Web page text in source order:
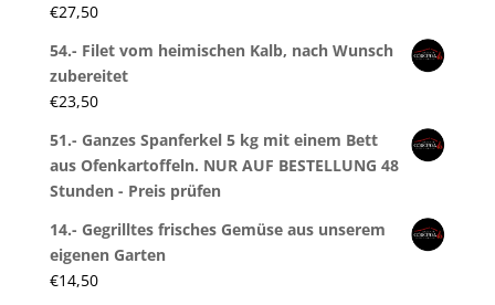
€27,50
54.- Filet vom heimischen Kalb, nach Wunsch
zubereitet
€23,50
51.- Ganzes Spanferkel 5 kg mit einem Bett
aus Ofenkartoffeln. NUR AUF BESTELLUNG 48
Stunden - Preis prüfen
14.- Gegrilltes frisches Gemüse aus unserem
eigenen Garten
€14,50